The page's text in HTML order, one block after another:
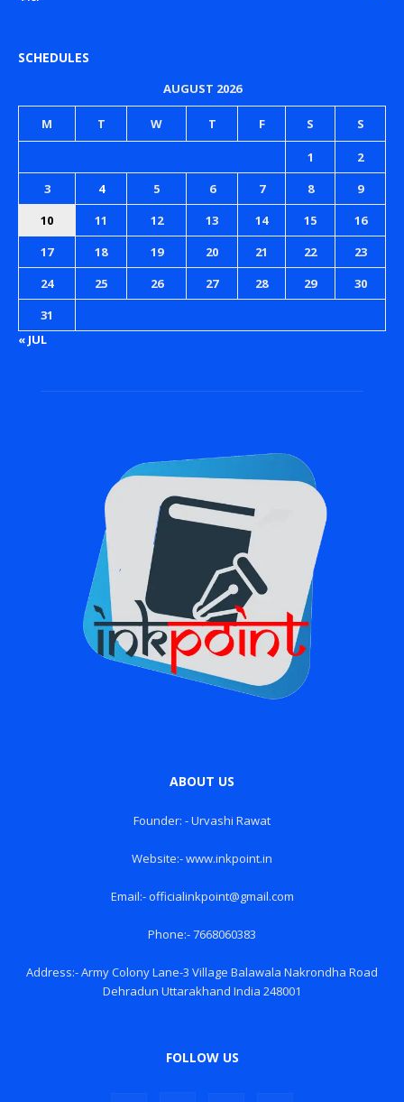
SCHEDULES
AUGUST 2026
M T W T F S S
1
2
3
4 5 6 7 8
9
10
11 12 13 14 15
16
17
18 19 20 21 22
23
24
25 26 27 28 29
30
31
« JUL
ABOUT US
Founder: - Urvashi Rawat
Website:- www.inkpoint.in
Email:- officialinkpoint@gmail.com
Phone:- 7668060383
Address:- Army Colony Lane-3 Village Balawala Nakrondha Road
Dehradun Uttarakhand India 248001
FOLLOW US